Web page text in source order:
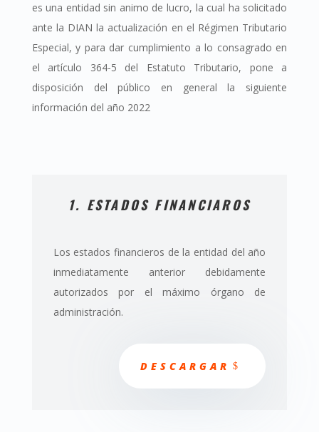
es una entidad sin animo de lucro, la cual ha solicitado
ante la DIAN la actualización en el Régimen Tributario
Especial, y para dar cumplimiento a lo consagrado en
el artículo 364-5 del Estatuto Tributario, pone a
disposición del público en general la siguiente
información del año 2022
1. ESTADOS FINANCIAROS
Los estados financieros de la entidad del año
inmediatamente anterior debidamente
autorizados por el máximo órgano de
administración.
DESCARGAR